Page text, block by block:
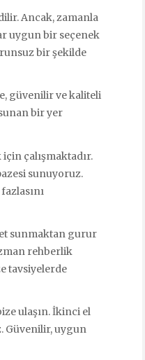
Ancak, zamanla
uygun bir seçenek
bir şekilde
güvenilir ve kaliteli
bir yer
çalışmaktadır.
sunuyoruz.
sunmaktan gurur
rehberlik
tavsiyelerde
ulaşın. İkinci el
Güvenilir, uygun